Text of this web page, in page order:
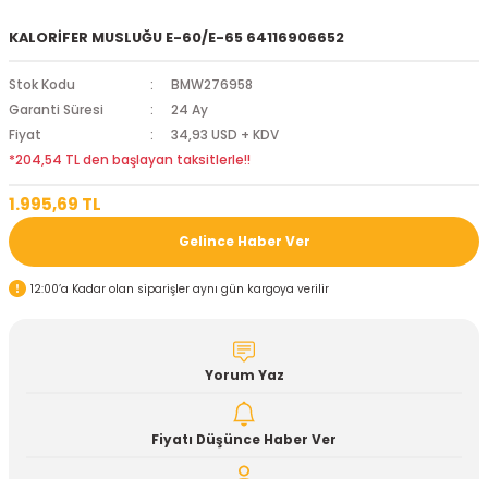
KALORİFER MUSLUĞU E-60/E-65 64116906652
Stok Kodu
BMW276958
Garanti Süresi
24 Ay
Fiyat
34,93 USD + KDV
*204,54 TL den başlayan taksitlerle!!
1.995,69 TL
Gelince Haber Ver
12:00’a Kadar olan siparişler aynı gün kargoya verilir
Yorum Yaz
Fiyatı Düşünce Haber Ver